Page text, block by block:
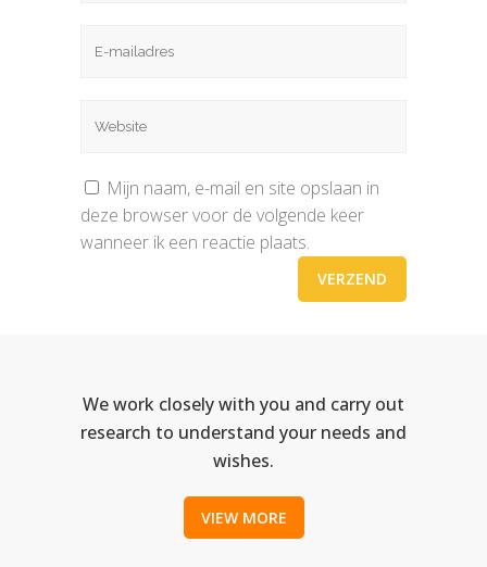
Mijn naam, e-mail en site opslaan in
deze browser voor de volgende keer
wanneer ik een reactie plaats.
We work closely with you and carry out
research to understand your needs and
wishes.
VIEW MORE